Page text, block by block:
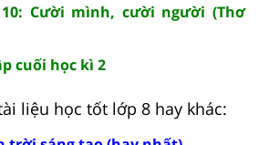
Cười mình, cười người (Thơ
cuối học kì 2
liệu học tốt lớp 8 hay khác: